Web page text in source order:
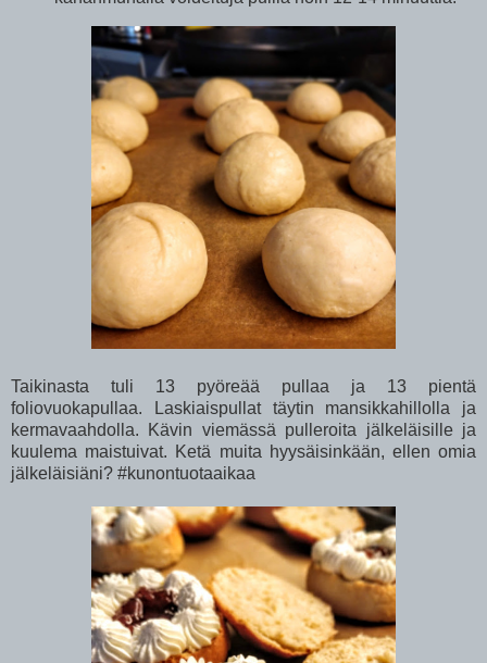
Taikinasta tuli 13 pyöreää pullaa ja 13 pientä
foliovuokapullaa. Laskiaispullat täytin mansikkahillolla ja
kermavaahdolla. Kävin viemässä pulleroita jälkeläisille ja
kuulema maistuivat. Ketä muita hyysäisinkään, ellen omia
jälkeläisiäni? #kunontuotaaikaa